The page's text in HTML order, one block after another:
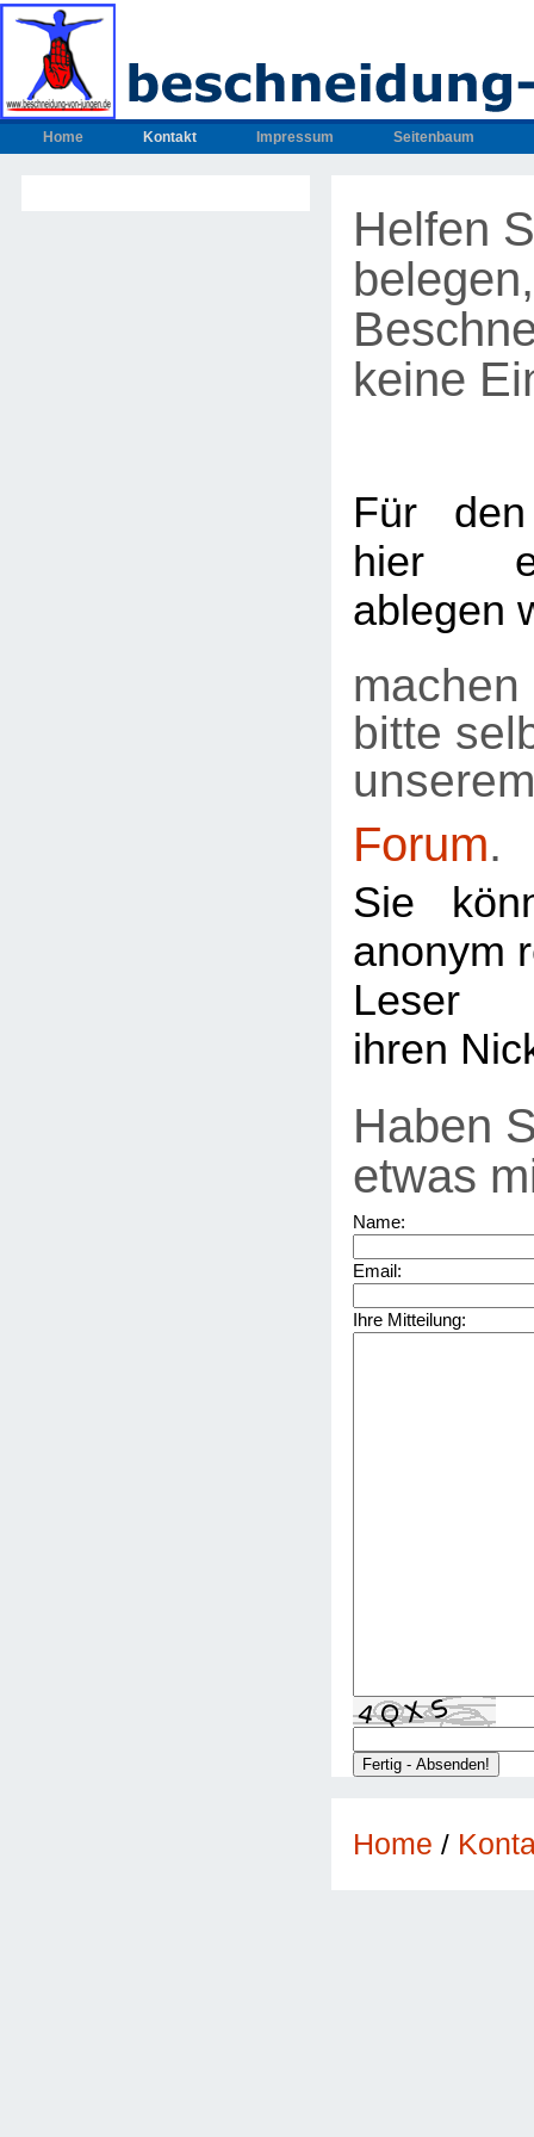
Home Kontakt Impressum Seitenbaum
Helfen
keine
Für den
hier
ablegen
bitte
unserem
Forum.
Sie
anonym
Leser
ihren
Haben
etwas
Name:
Email:
Ihre Mitteilung:
Home /